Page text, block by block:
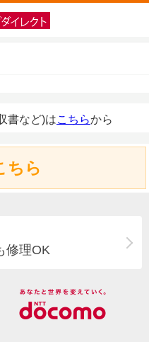
書など)はこちらから
ちら
修理OK